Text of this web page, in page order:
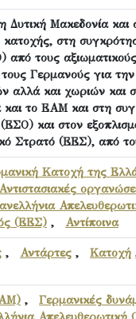
Μακεδονία και
στη
τους
Γερμανούς για
αλλά και χωριών και
το ΕΑΜ και στη
και στον
Στρατό (ΕΕΣ), από
Κατοχή της
Αντιστασιακές
(ΕΕΣ) , Αντίποινα
, Αντάρτες , Κατοχή
, Γερμανικές